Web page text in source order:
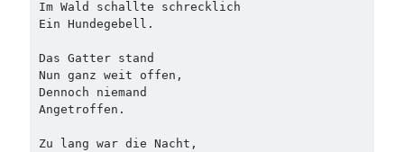
Im Wald schallte schrecklich
Ein Hundegebell.
Das Gatter stand
Nun ganz weit offen,
Dennoch niemand
Angetroffen.
Zu lang war die Nacht,